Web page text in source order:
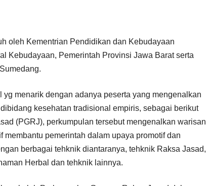
oleh Kementrian Pendidikan dan Kebudayaan
Kebudayaan, Pemerintah Provinsi Jawa Barat serta
yg menarik dengan adanya peserta yang mengenalkan
kesehatan tradisional empiris, sebagai berikut
(PGRJ), perkumpulan tersebut mengenalkan warisan
membantu pemerintah dalam upaya promotif dan
berbagai tehknik diantaranya, tehknik Raksa Jasad,
Herbal dan tehknik lainnya.